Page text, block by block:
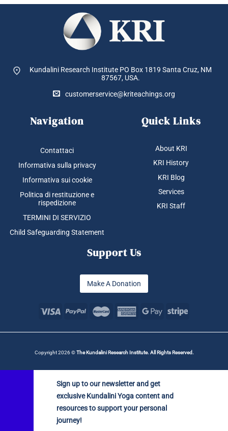
Kundalini Research Institute PO Box 1819 Santa Cruz, NM
87567, USA.
customerservice@kriteachings.org
Navigation
Contattaci
Informativa sulla privacy
Informativa sui cookie
Politica di restituzione e
rispedizione
TERMINI DI SERVIZIO
Child Safeguarding Statement
Quick Links
About KRI
KRI History
KRI Blog
Services
KRI Staff
Support Us
Make A Donation
Copyright 2026 ©The Kundalini Research Institute. All Rights Reserved.
Sign up to our newsletter and get
exclusive Kundalini Yoga content and
resources to support your personal
journey!